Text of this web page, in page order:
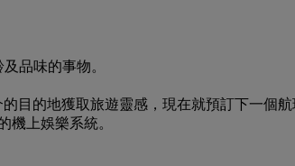
品味的事物。
目的地獲取旅遊靈感，現在就預訂下一個
機上娛樂系統。